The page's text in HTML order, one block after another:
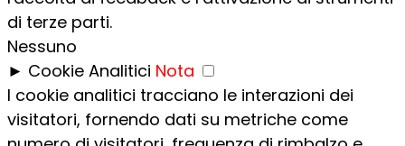
di terze parti.
Nessuno
► Cookie Analitici Nota
I cookie analitici tracciano le interazioni dei
visitatori, fornendo dati su metriche come